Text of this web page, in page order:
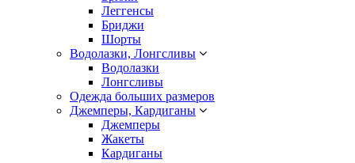
Леггенсы
Бриджи
Шорты
Водолазки, Лонгсливы
Водолазки
Лонгсливы
Одежда больших размеров
Джемперы, Кардиганы
Джемперы
Жакеты
Кардиганы